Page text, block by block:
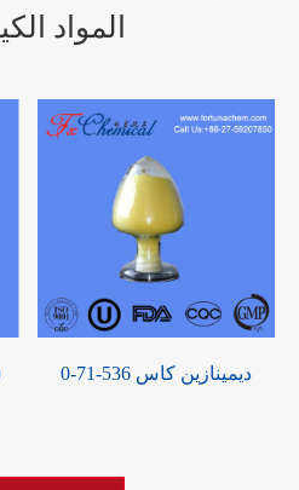
المواد
نيكاربازين كاس 330-95-0